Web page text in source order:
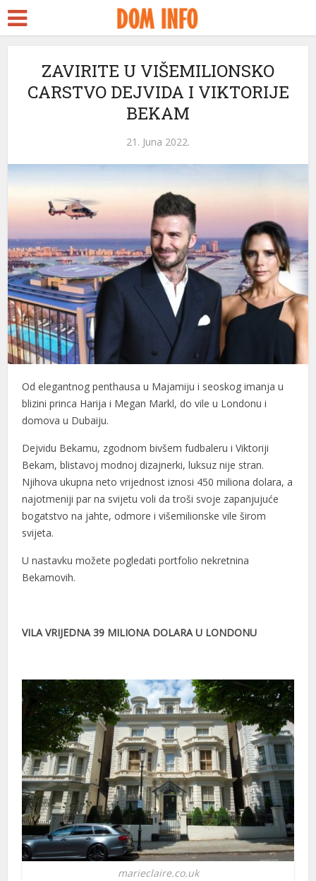
ZAVIRITE U VIŠEMILIONSKO
CARSTVO DEJVIDA I VIKTORIJE
BEKAM
21. Juna 2022.
Od elegantnog penthausa u Majamiju i seoskog imanja u
blizini princa Harija i Megan Markl, do vile u Londonu i
domova u Dubaiju.
Dejvidu Bekamu, zgodnom bivšem fudbaleru i Viktoriji
Bekam, blistavoj modnoj dizajnerki, luksuz nije stran.
Njihova ukupna neto vrijednost iznosi 450 miliona dolara, a
najotmeniji par na svijetu voli da troši svoje zapanjujuće
bogatstvo na jahte, odmore i višemilionske vile širom
svijeta.
U nastavku možete pogledati portfolio nekretnina
Bekamovih.
VILA VRIJEDNA 39 MILIONA DOLARA U LONDONU
marieclaire.co.uk